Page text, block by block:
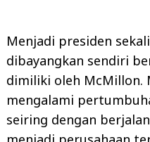
Menjadi presiden
dibayangkan sendiri
dimiliki oleh McMillon.
mengalami
seiring dengan